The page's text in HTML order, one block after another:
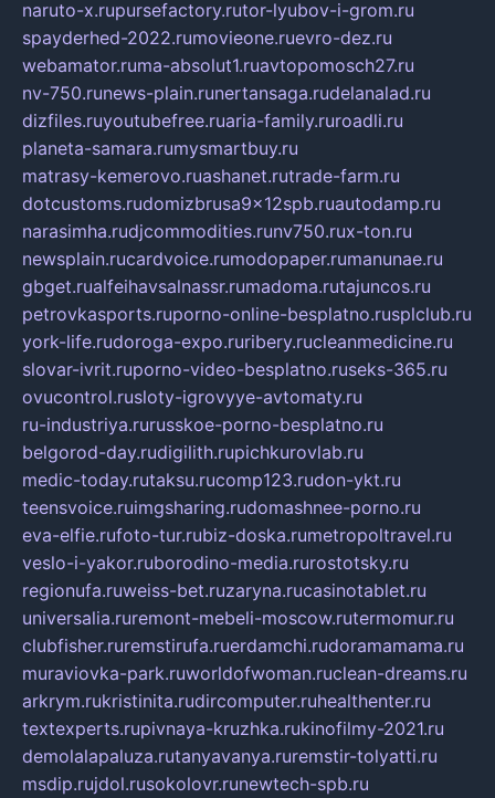
naruto-x.rupursefactory.rutor-lyubov-i-grom.ru
spayderhed-2022.rumovieone.ruevro-dez.ru
webamator.ruma-absolut1.ruavtopomosch27.ru
nv-750.runews-plain.runertansaga.rudelanalad.ru
dizfiles.ruyoutubefree.ruaria-family.ruroadli.ru
planeta-samara.rumysmartbuy.ru
matrasy-kemerovo.ruashanet.rutrade-farm.ru
dotcustoms.rudomizbrusa9x12spb.ruautodamp.ru
narasimha.rudjcommodities.runv750.rux-ton.ru
newsplain.rucardvoice.rumodopaper.rumanunae.ru
gbget.rualfeihavsalnassr.rumadoma.rutajuncos.ru
petrovkasports.ruporno-online-besplatno.rusplclub.ru
york-life.rudoroga-expo.ruribery.rucleanmedicine.ru
slovar-ivrit.ruporno-video-besplatno.ruseks-365.ru
ovucontrol.rusloty-igrovyye-avtomaty.ru
ru-industriya.rurusskoe-porno-besplatno.ru
belgorod-day.rudigilith.rupichkurovlab.ru
medic-today.rutaksu.rucomp123.rudon-ykt.ru
teensvoice.ruimgsharing.rudomashnee-porno.ru
eva-elfie.rufoto-tur.rubiz-doska.rumetropoltravel.ru
veslo-i-yakor.ruborodino-media.rurostotsky.ru
regionufa.ruweiss-bet.ruzaryna.rucasinotablet.ru
universalia.ruremont-mebeli-moscow.rutermomur.ru
clubfisher.ruremstirufa.ruerdamchi.rudoramamama.ru
muraviovka-park.ruworldofwoman.ruclean-dreams.ru
arkrym.rukristinita.rudircomputer.ruhealthenter.ru
textexperts.rupivnaya-kruzhka.rukinofilmy-2021.ru
demolalapaluza.rutanyavanya.ruremstir-tolyatti.ru
msdip.rujdol.rusokolovr.runewtech-spb.ru